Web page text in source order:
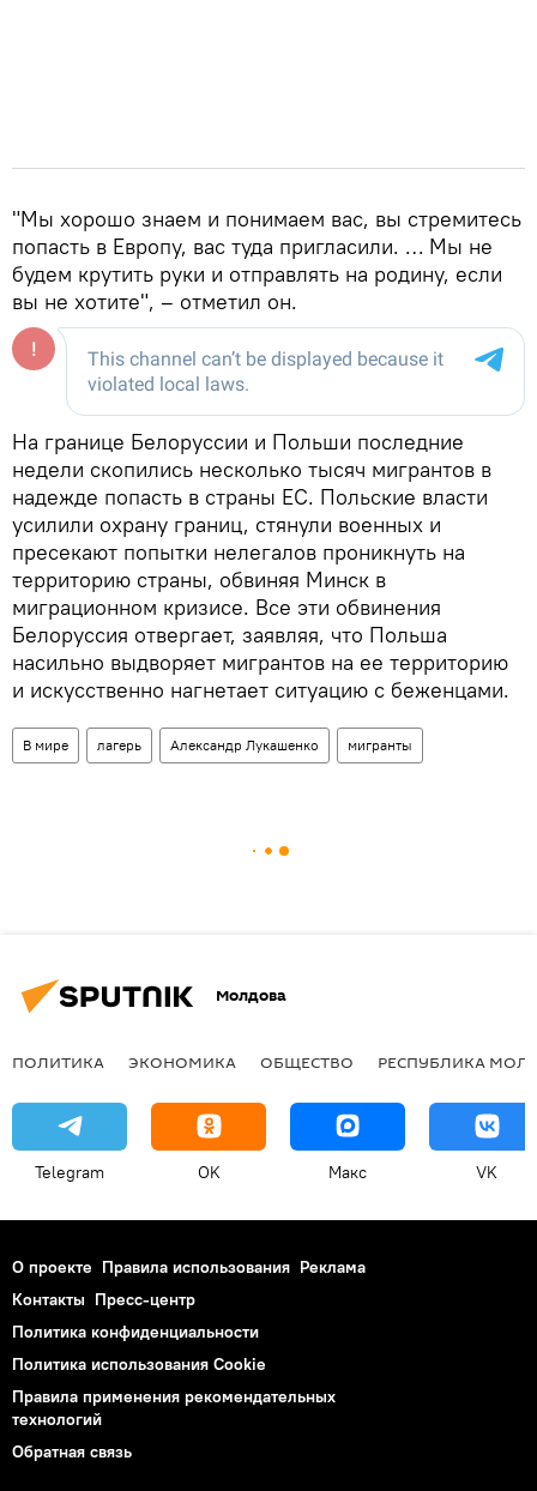
"Мы хорошо знаем и понимаем вас, вы стремитесь
попасть в Европу, вас туда пригласили. … Мы не
будем крутить руки и отправлять на родину, если
вы не хотите", – отметил он.
На границе Белоруссии и Польши последние
недели скопились несколько тысяч мигрантов в
надежде попасть в страны ЕС. Польские власти
усилили охрану границ, стянули военных и
пресекают попытки нелегалов проникнуть на
территорию страны, обвиняя Минск в
миграционном кризисе. Все эти обвинения
Белоруссия отвергает, заявляя, что Польша
насильно выдворяет мигрантов на ее территорию
и искусственно нагнетает ситуацию с беженцами.
В мире лагерь Александр Лукашенко мигранты
Молдова
ПОЛИТИКА ЭКОНОМИКА ОБЩЕСТВО РЕСПУБЛИКА
Telegram OK Макс VK
О проекте Правила использования Реклама
Контакты Пресс-центр
Политика конфиденциальности
Политика использования Cookie
Правила применения рекомендательных
технологий
Обратная связь